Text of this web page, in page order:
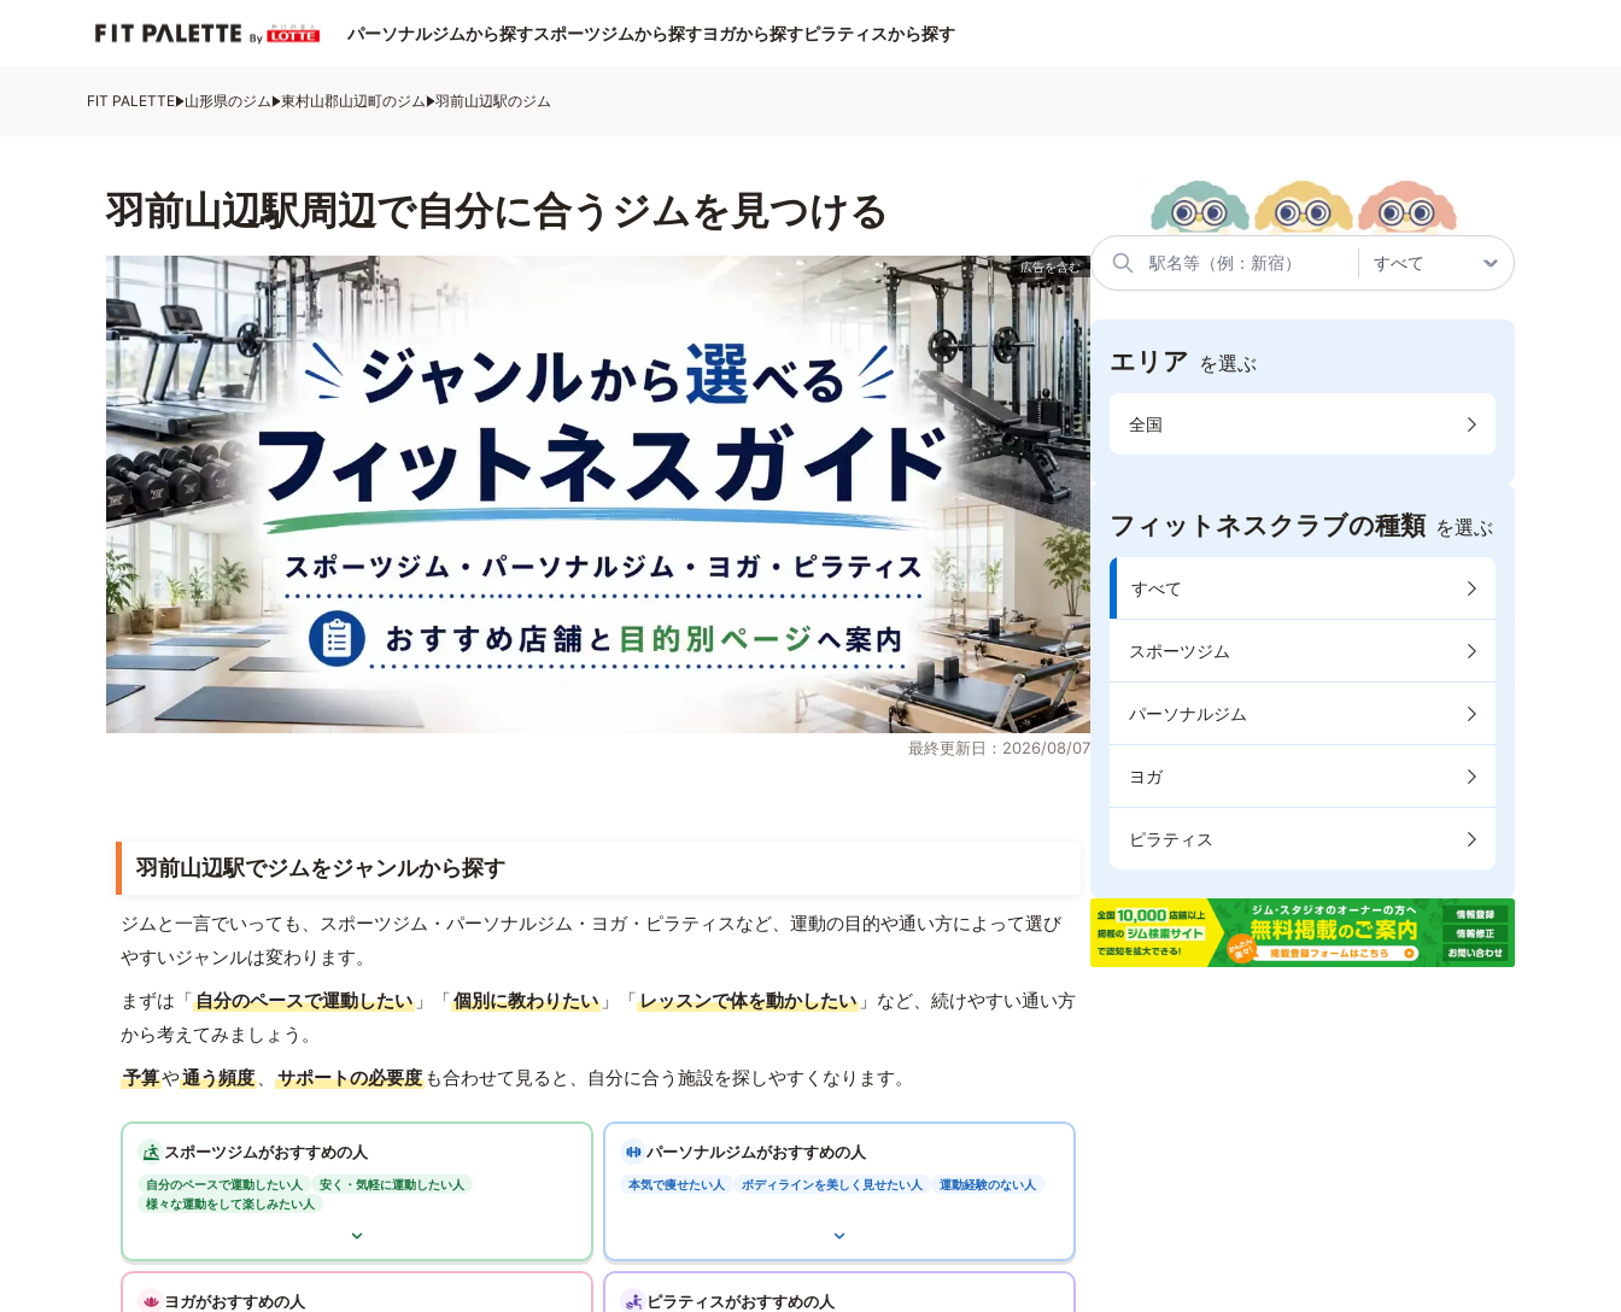
パーソナルジムから探すスポーツジムから探すヨガから探すピラティスから探す
FIT PALETTE 山形県のジム 東村山郡山辺町のジム 羽前山辺駅のジム
羽前山辺駅周辺で自分に合うジムを見つける
最終更新日：2026/08/07
羽前山辺駅でジムをジャンルから探す
ジムと一言でいっても、スポーツジム・パーソナルジム・ヨガ・ピラティスなど、運動の目的や通い方によって選び
やすいジャンルは変わります。
まずは「自分のペースで運動したい 」「個別に教わりたい 」「レッスンで体を動かしたい 」など、続けやすい通い方
から考えてみましょう。
予算や通う頻度 、 サポートの必要度 も合わせて見ると、自分に合う施設を探しやすくなります。
スポーツジムがおすすめの人
自分のペースで運動したい人
安く・気軽に運動したい人
様々な運動をして楽しみたい人
パーソナルジムがおすすめの人
本気で痩せたい人 ボディラインを美しく見せたい人 運動経験のない人
ヨガがおすすめの人 ピラティスがおすすめの人
エリア を選ぶ
全国
フィットネスクラブの種類 を選ぶ
すべて
スポーツジム
パーソナルジム
ヨガ
ピラティス